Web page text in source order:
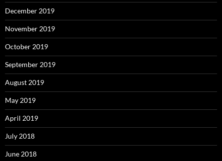
December 2019
November 2019
October 2019
September 2019
August 2019
May 2019
April 2019
July 2018
June 2018